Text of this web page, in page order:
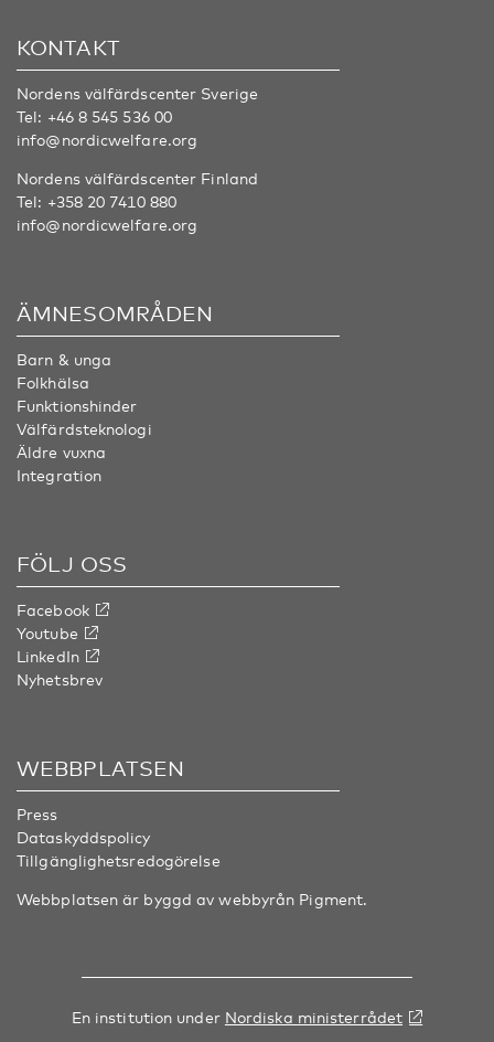
KONTAKT
Nordens välfärdscenter Sverige
Tel: +46 8 545 536 00
info@nordicwelfare.org
Nordens välfärdscenter Finland
Tel: +358 20 7410 880
info@nordicwelfare.org
ÄMNESOMRÅDEN
Barn & unga
Folkhälsa
Funktionshinder
Välfärdsteknologi
Äldre vuxna
Integration
FÖLJ OSS
Facebook
Youtube
LinkedIn
Nyhetsbrev
WEBBPLATSEN
Press
Dataskyddspolicy
Tillgänglighetsredogörelse
Webbplatsen är byggd av webbyrån Pigment.
En institution under Nordiska ministerrådet